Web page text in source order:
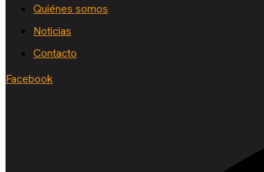
Quiénes somos
Noticias
Contacto
Facebook